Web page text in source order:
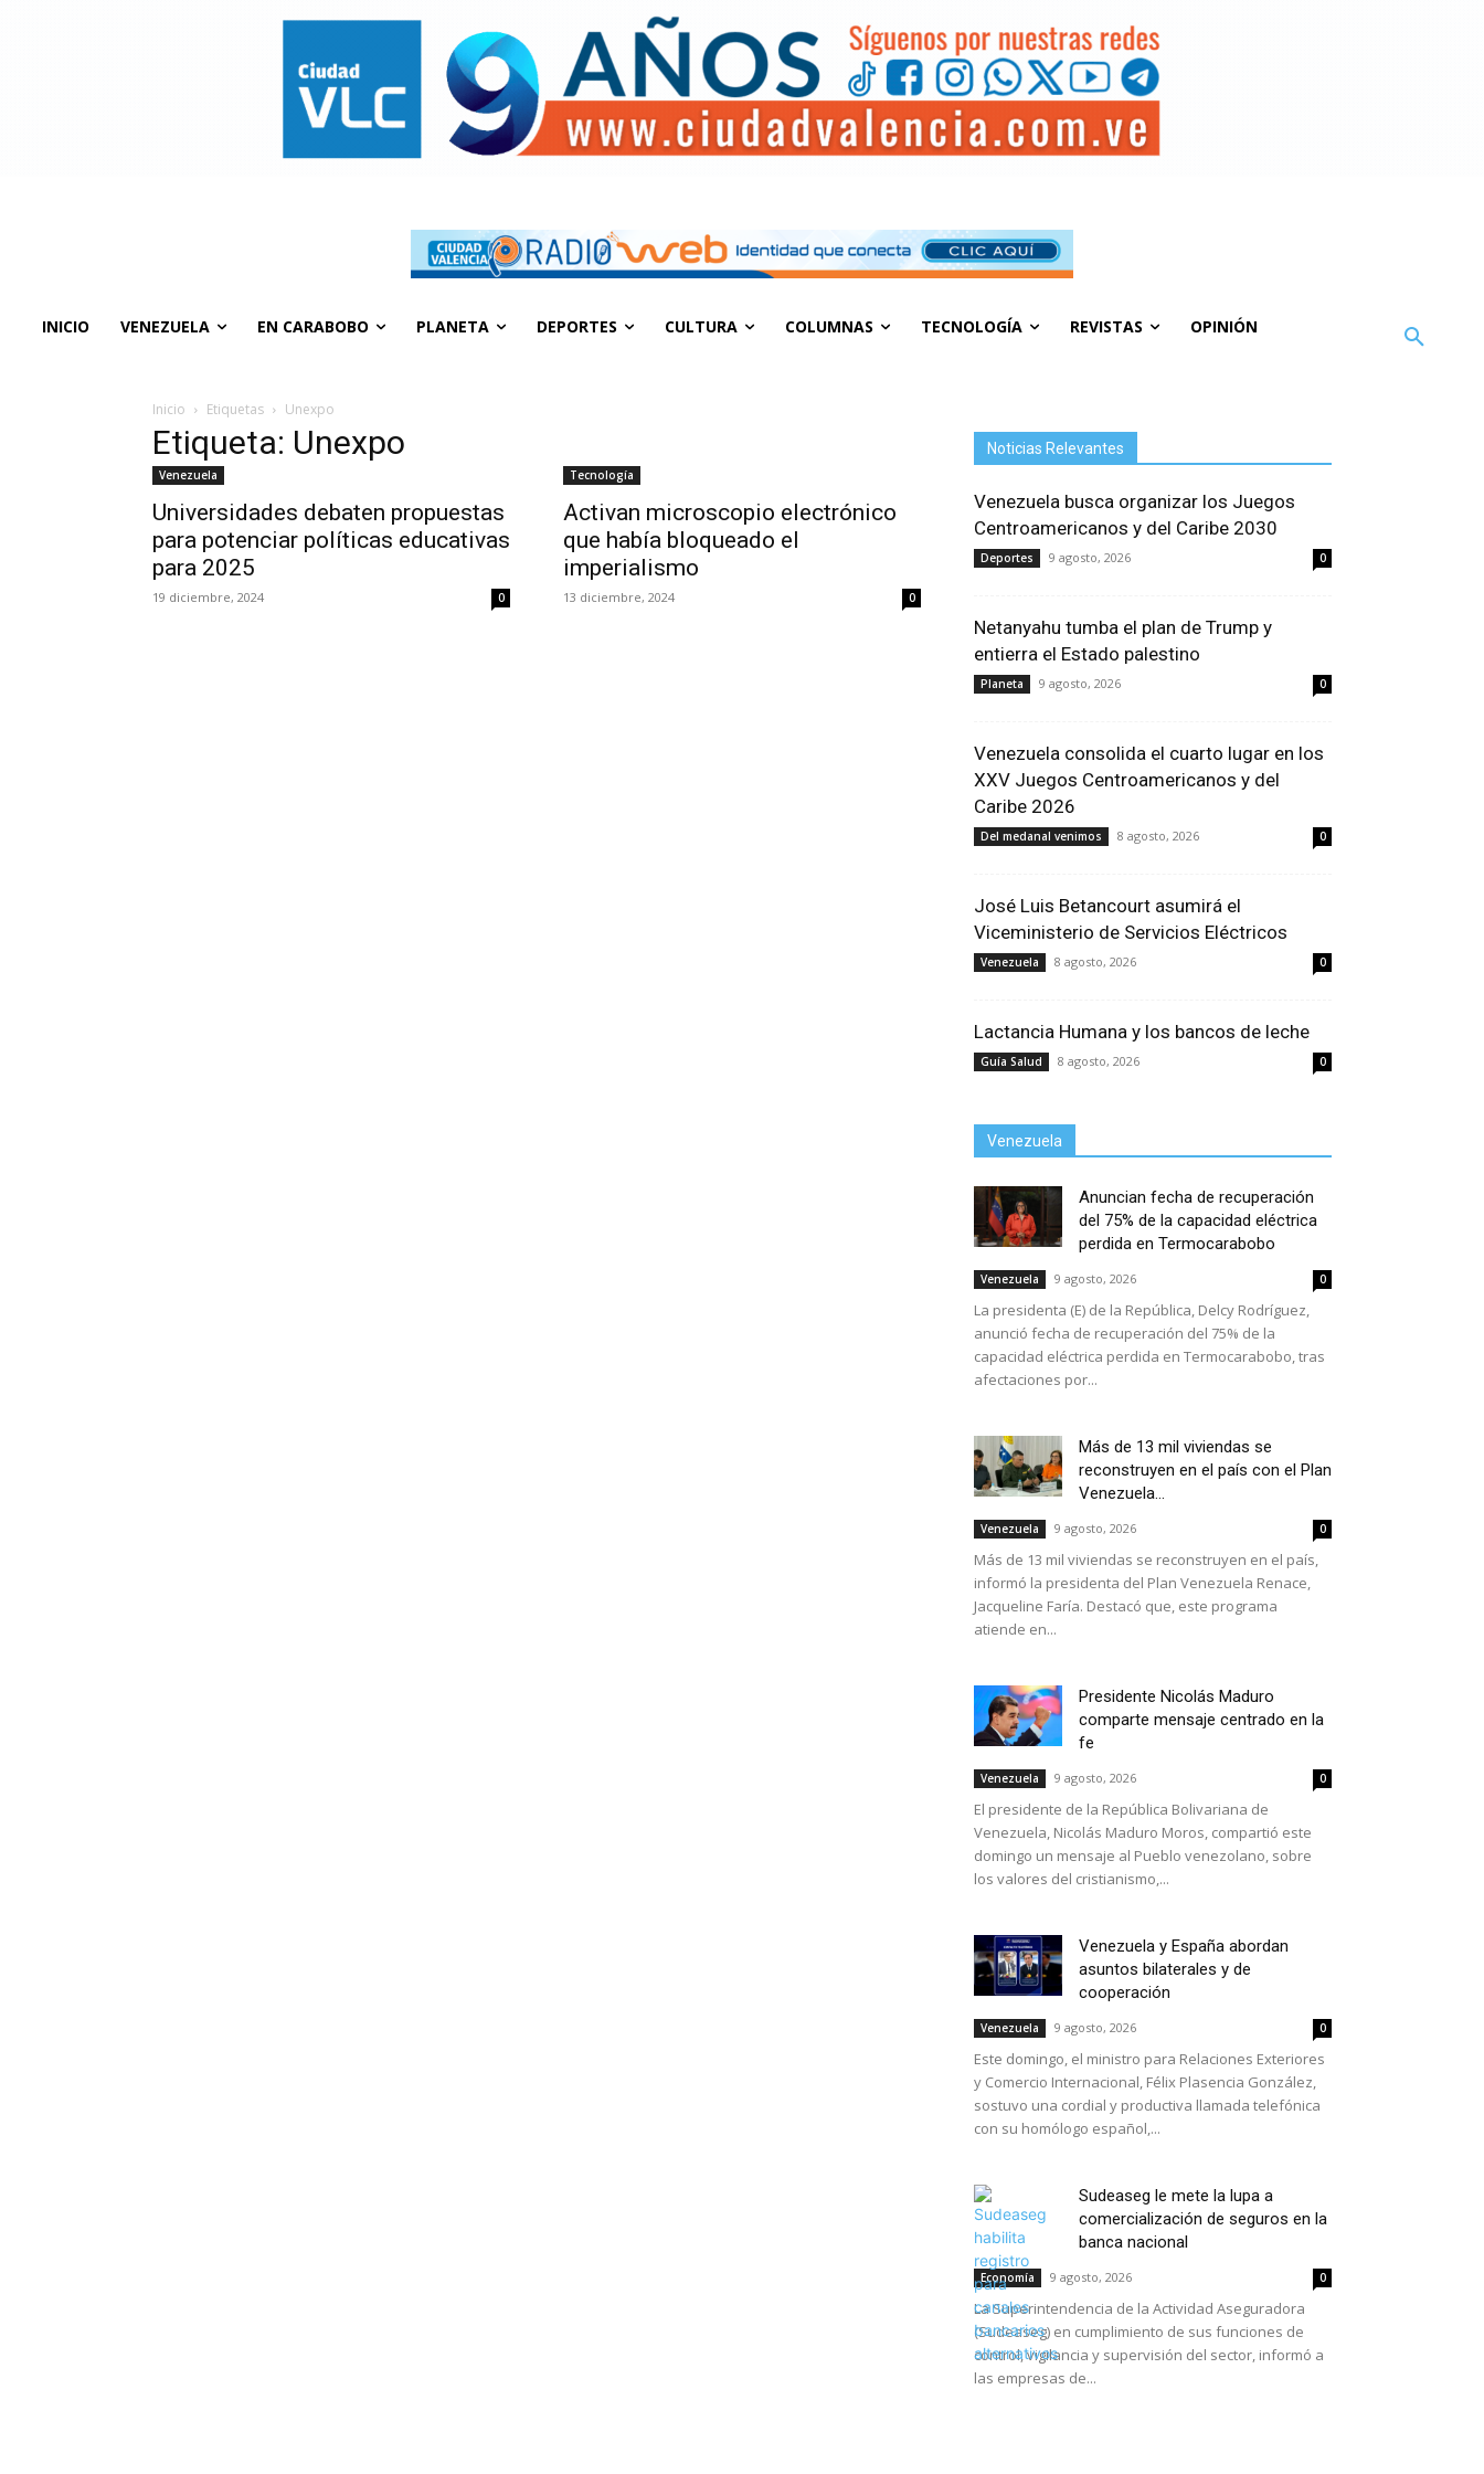
INICIO VENEZUELA EN CARABOBO PLANETA DEPORTES CULTURA COLUMNAS TECNOLOGÍA REVISTAS OPINIÓN
Inicio Etiquetas Unexpo
Etiqueta: Unexpo
Venezuela
Universidades debaten propuestas
para potenciar políticas educativas
para 2025
19 diciembre, 2024 0
Tecnología
Activan microscopio electrónico
que había bloqueado el
imperialismo
13 diciembre, 2024 0
Noticias Relevantes
Venezuela busca organizar los Juegos
Centroamericanos y del Caribe 2030
Deportes 9 agosto, 2026 0
Netanyahu tumba el plan de Trump y
entierra el Estado palestino
Planeta 9 agosto, 2026 0
Venezuela consolida el cuarto lugar en los
XXV Juegos Centroamericanos y del
Caribe 2026
Del medanal venimos 8 agosto, 2026 0
José Luis Betancourt asumirá el
Viceministerio de Servicios Eléctricos
Venezuela 8 agosto, 2026 0
Lactancia Humana y los bancos de leche
Guía Salud 8 agosto, 2026 0
Venezuela
Anuncian fecha de recuperación
del 75% de la capacidad eléctrica
perdida en Termocarabobo
Venezuela 9 agosto, 2026 0
La presidenta (E) de la República, Delcy Rodríguez,
anunció fecha de recuperación del 75% de la
capacidad eléctrica perdida en Termocarabobo, tras
afectaciones por...
Más de 13 mil viviendas se
reconstruyen en el país con el Plan
Venezuela...
Venezuela 9 agosto, 2026 0
Más de 13 mil viviendas se reconstruyen en el país,
informó la presidenta del Plan Venezuela Renace,
Jacqueline Faría. Destacó que, este programa
atiende en...
Presidente Nicolás Maduro
comparte mensaje centrado en la
fe
Venezuela 9 agosto, 2026 0
El presidente de la República Bolivariana de
Venezuela, Nicolás Maduro Moros, compartió este
domingo un mensaje al Pueblo venezolano, sobre
los valores del cristianismo,...
Venezuela y España abordan
asuntos bilaterales y de
cooperación
Venezuela 9 agosto, 2026 0
Este domingo, el ministro para Relaciones Exteriores
y Comercio Internacional, Félix Plasencia González,
sostuvo una cordial y productiva llamada telefónica
con su homólogo español,...
Sudeaseg le mete la lupa a
comercialización de seguros en la
banca nacional
Economía 9 agosto, 2026 0
La Superintendencia de la Actividad Aseguradora
(Sudeaseg) en cumplimiento de sus funciones de
control, vigilancia y supervisión del sector, informó a
las empresas de...